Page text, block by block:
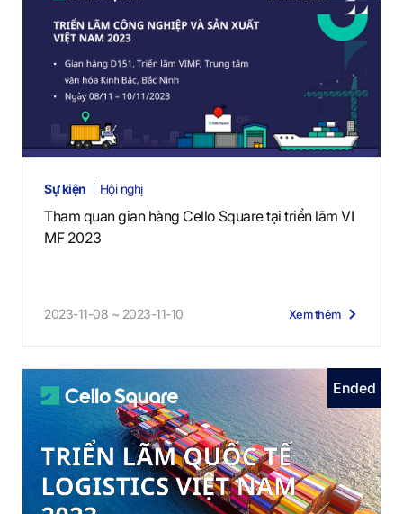
Sự kiện Hội nghị
Tham quan gian hàng Cello Square tại triển lãm VI
MF 2023
2023-11-08 ~ 2023-11-10 Xem thêm
Ended